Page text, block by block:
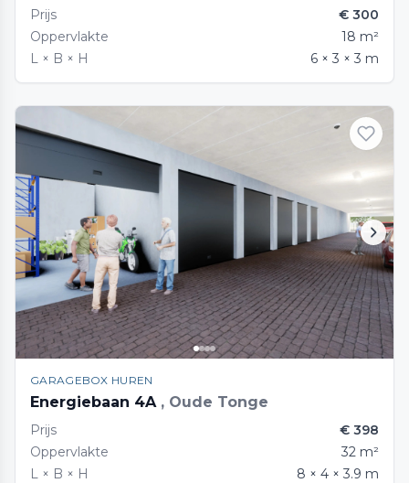
Prijs
€ 300
Oppervlakte
18 m²
L × B × H
6 × 3 × 3 m
GARAGEBOX HUREN
Energiebaan 4A , Oude Tonge
Prijs
€ 398
Oppervlakte
32 m²
L × B × H
8 × 4 × 3.9 m